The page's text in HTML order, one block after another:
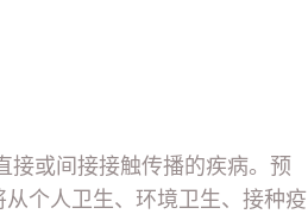
接或间接接触传播的疾病。预
个人卫生、环境卫生、接种疫